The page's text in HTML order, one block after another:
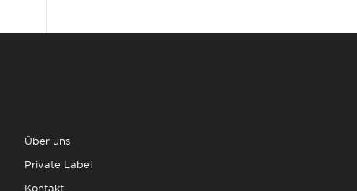
Über uns
Private Label
Kontakt